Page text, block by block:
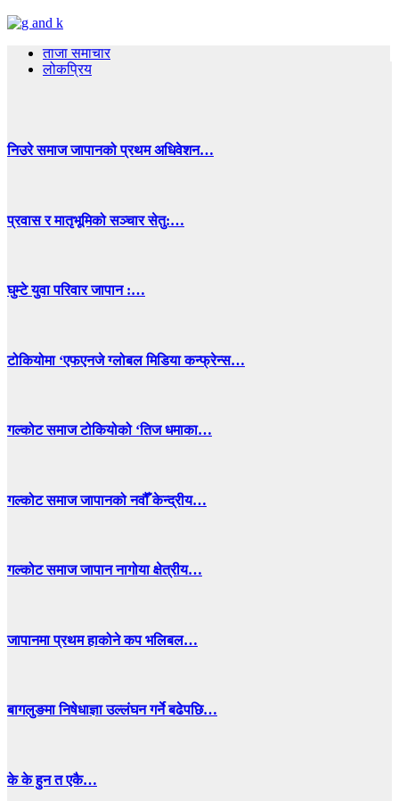
ताजा समाचार
लोकप्रिय
निउरे समाज जापानको प्रथम अधिवेशन…
प्रवास र मातृभूमिको सञ्चार सेतु:…
घुम्टे युवा परिवार जापान :…
टोकियोमा ‘एफएनजे ग्लोबल मिडिया कन्फ्रेन्स…
गल्कोट समाज टोकियोको ‘तिज धमाका…
गल्कोट समाज जापानको नवौँ केन्द्रीय…
गल्कोट समाज जापान नागोया क्षेत्रीय…
जापानमा प्रथम हाकोने कप भलिबल…
बागलुङमा निषेधाज्ञा उल्लंघन गर्ने बढेपछि…
के के हुन त एकै…